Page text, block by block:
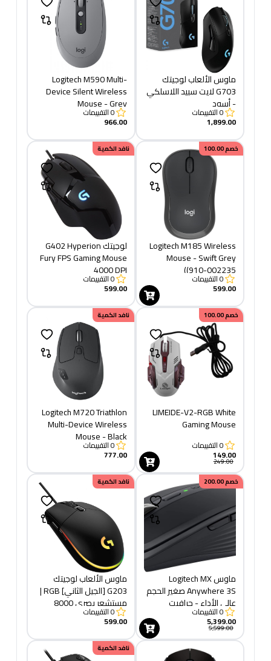
ماوس الألعاب لوجيتك
G703 لايت سبيد اللاسلكي
- أسود
0التقييمات
1,899.00
Logitech M590 Multi-
Device Silent Wireless
Mouse - Grey
0التقييمات
966.00
خصم100.00
Logitech M185 Wireless
Mouse - Swift Grey
(910-002235)
0التقييمات
599.00
نافد الكمية
لوجيتك G402 Hyperion
Fury FPS Gaming Mouse
4000 DPI
0التقييمات
599.00
خصم100.00
LIMEIDE-V2-RGB White
Gaming Mouse
0التقييمات
149.00
249.00
نافد الكمية
Logitech M720 Triathlon
Multi-Device Wireless
Mouse - Black
0التقييمات
777.00
خصم200.00
ماوس Logitech MX
Anywhere 3S صغير الحجم
عالي الأداء - جرافيت
0التقييمات
5,399.00
5,599.00
نافد الكمية
ماوس الألعاب لوجيتك
G203 [الجيل الثاني] RGB |
مستشعر بصري 8000
قابلة للبرمجة
0التقييمات
599.00
نافد الكمية